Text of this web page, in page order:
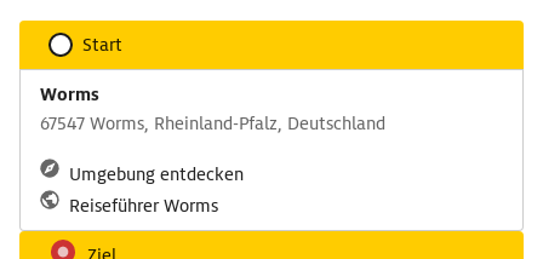
Start
Worms
67547 Worms, Rheinland-Pfalz, Deutschland
Umgebung entdecken
Reiseführer Worms